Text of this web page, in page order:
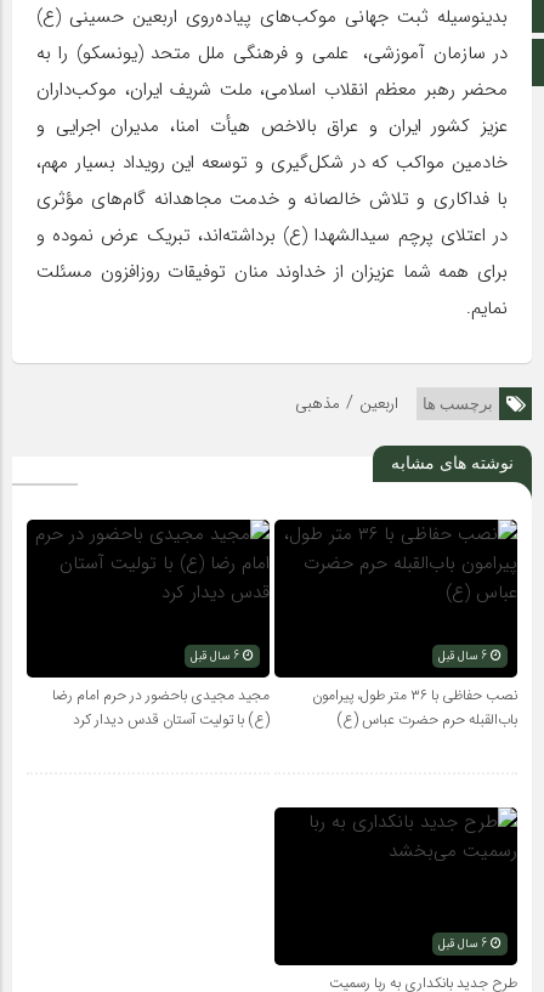
اینستاگرام
اطلاعات سایت
بدینوسیله ثبت جهانی موکب‌های پیاده‌روی اربعین حسینی (ع)
در سازمان آموزشی، علمی و فرهنگی ملل متحد (یونسکو) را به
محضر رهبر معظم انقلاب اسلامی، ملت شریف ایران، موکب‌داران
عزیز کشور ایران و عراق بالاخص هیأت امنا، مدیران اجرایی و
خادمین مواکب که در شکل‌گیری و توسعه این رویداد بسیار مهم،
با فداکاری و تلاش خالصانه و خدمت مجاهدانه گام‌های مؤثری
در اعتلای پرچم سید‌الشهدا (ع) برداشته‌اند، تبریک عرض نموده و
برای همه شما عزیزان از خداوند منان توفیقات روزافزون مسئلت
نمایم.
برچسب ها اربعین / مذهبی
نوشته های مشابه
6 سال قبل
نصب حفاظی با ۳۶ متر طول، پیرامون
باب‌القبله حرم حضرت عباس (ع)
مجید مجیدی باحضور در حرم امام رضا
(ع) با تولیت آستان قدس دیدار کرد
6 سال قبل
طرح جدید بانکداری به ربا رسمیت